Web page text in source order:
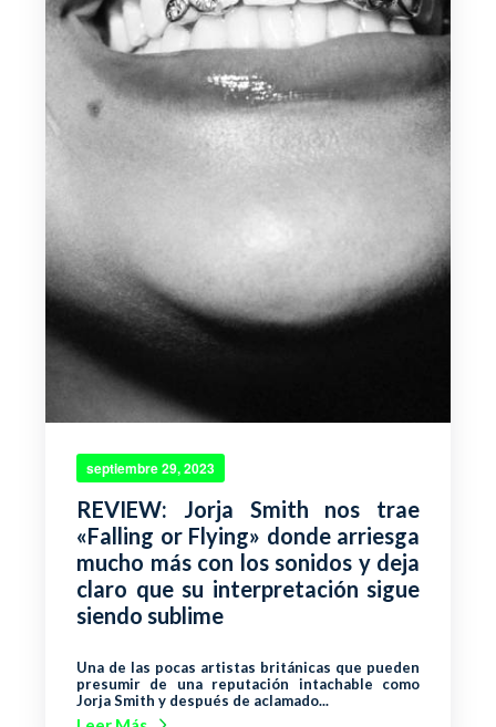
septiembre 29, 2023
REVIEW: Jorja Smith nos trae
«Falling or Flying» donde arriesga
mucho más con los sonidos y deja
claro que su interpretación sigue
siendo sublime
Una de las pocas artistas británicas que pueden
presumir de una reputación intachable como
Jorja Smith y después de aclamado...